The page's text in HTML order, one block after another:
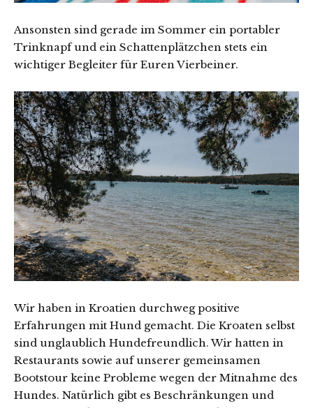
Ansonsten sind gerade im Sommer ein portabler
Trinknapf und ein Schattenplätzchen stets ein
wichtiger Begleiter für Euren Vierbeiner.
Wir haben in Kroatien durchweg positive
Erfahrungen mit Hund gemacht. Die Kroaten selbst
sind unglaublich Hundefreundlich. Wir hatten in
Restaurants sowie auf unserer gemeinsamen
Bootstour keine Probleme wegen der Mitnahme des
Hundes. Natürlich gibt es Beschränkungen und